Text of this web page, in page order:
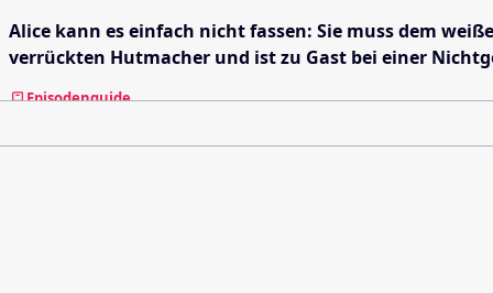
Alice kann es einfach nicht fassen: Sie muss dem
verrückten Hutmacher und ist zu Gast bei einer
Episodenguide